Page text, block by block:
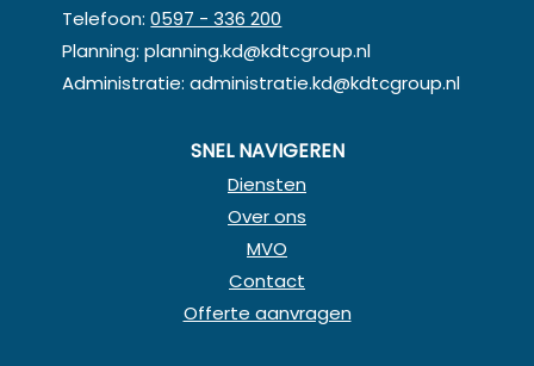
Telefoon:0597 - 336 200
Planning:planning.kd@kdtcgroup.nl
Administratie:administratie.kd@kdtcgroup.nl
SNEL NAVIGEREN
Diensten
Over ons
MVO
Contact
Offerte aanvragen